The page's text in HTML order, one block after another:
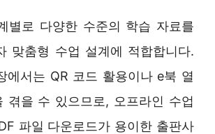
별로 다양한 수준의 학습 자료를
맞춤형 수업 설계에 적합합니다.
에서는 QR 코드 활용이나 e북 열
겪을 수 있으므로, 오프라인 수업
파일 다운로드가 용이한 출판사